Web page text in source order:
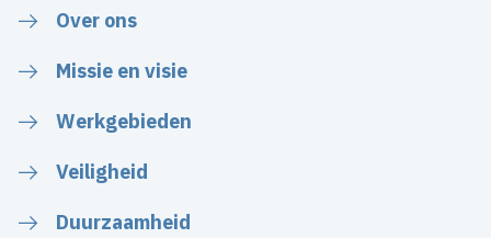
Over ons
Missie en visie
Werkgebieden
Veiligheid
Duurzaamheid